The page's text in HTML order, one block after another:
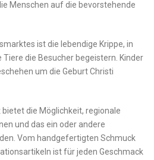
⁤Menschen auf die ⁣bevorstehende
ist die⁢ lebendige Krippe, in
die Besucher ‍begeistern. Kinder
um​ die Geburt Christi‌
die Möglichkeit, regionale
und ‌das ⁤ein oder andere‌
Vom handgefertigten Schmuck⁤
ist für jeden Geschmack